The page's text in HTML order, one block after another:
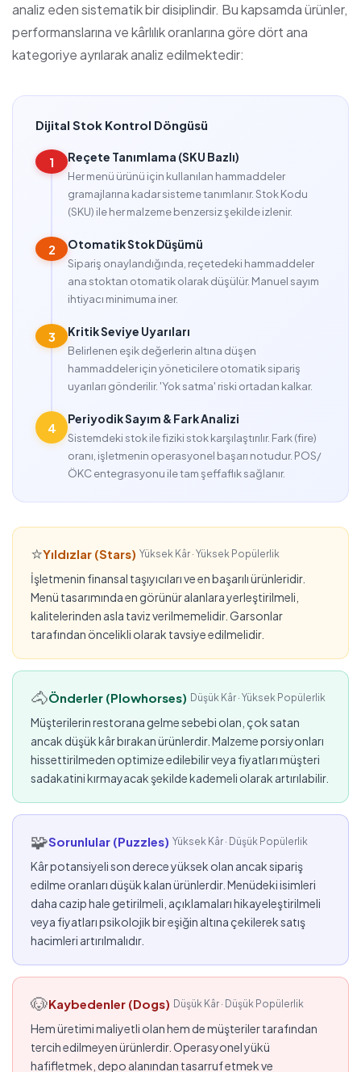
analiz eden sistematik bir disiplindir. Bu kapsamda ürünler,
performanslarına ve kârlılık oranlarına göre dört ana
kategoriye ayrılarak analiz edilmektedir:
Dijital Stok Kontrol Döngüsü
1 Reçete Tanımlama (SKU Bazlı)
Her menü ürünü için kullanılan hammaddeler
gramajlarına kadar sisteme tanımlanır. Stok Kodu
(SKU) ile her malzeme benzersiz şekilde izlenir.
2 Otomatik Stok Düşümü
Sipariş onaylandığında, reçetedeki hammaddeler
ana stoktan otomatik olarak düşülür. Manuel sayım
ihtiyacı minimuma iner.
3 Kritik Seviye Uyarıları
Belirlenen eşik değerlerin altına düşen
hammaddeler için yöneticilere otomatik sipariş
uyarıları gönderilir. 'Yok satma' riski ortadan kalkar.
4
Periyodik Sayım & Fark Analizi
Sistemdeki stok ile fiziki stok karşılaştırılır. Fark (fire)
oranı, işletmenin operasyonel başarı notudur. POS/
ÖKC entegrasyonu ile tam şeffaflık sağlanır.
⭐Yıldızlar (Stars) Yüksek Kâr · Yüksek Popülerlik
İşletmenin finansal taşıyıcıları ve en başarılı ürünleridir.
Menü tasarımında en görünür alanlara yerleştirilmeli,
kalitelerinden asla taviz verilmemelidir. Garsonlar
tarafından öncelikli olarak tavsiye edilmelidir.
🐴Önderler (Plowhorses) Düşük Kâr · Yüksek Popülerlik
Müşterilerin restorana gelme sebebi olan, çok satan
ancak düşük kâr bırakan ürünlerdir. Malzeme porsiyonları
hissettirilmeden optimize edilebilir veya fiyatları müşteri
sadakatini kırmayacak şekilde kademeli olarak artırılabilir.
🧩Sorunlular (Puzzles) Yüksek Kâr · Düşük Popülerlik
Kâr potansiyeli son derece yüksek olan ancak sipariş
edilme oranları düşük kalan ürünlerdir. Menüdeki isimleri
daha cazip hale getirilmeli, açıklamaları hikayeleştirilmeli
veya fiyatları psikolojik bir eşiğin altına çekilerek satış
hacimleri artırılmalıdır.
🐶Kaybedenler (Dogs) Düşük Kâr · Düşük Popülerlik
Hem üretimi maliyetli olan hem de müşteriler tarafından
tercih edilmeyen ürünlerdir. Operasyonel yükü
hafifletmek, depo alanından tasarruf etmek ve